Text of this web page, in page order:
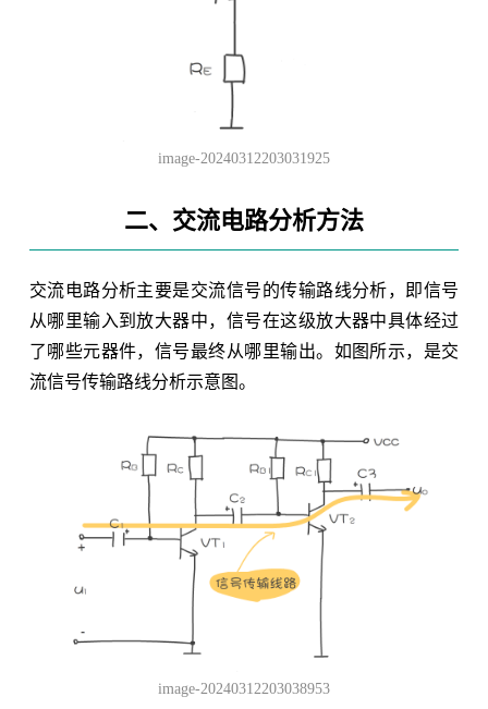
image-20240312203031925
二、交流电路分析方法
交流电路分析主要是交流信号的传输路线分析，即信号
从哪里输入到放大器中，信号在这级放大器中具体经过
了哪些元器件，信号最终从哪里输出。如图所示，是交
流信号传输路线分析示意图。
image-20240312203038953